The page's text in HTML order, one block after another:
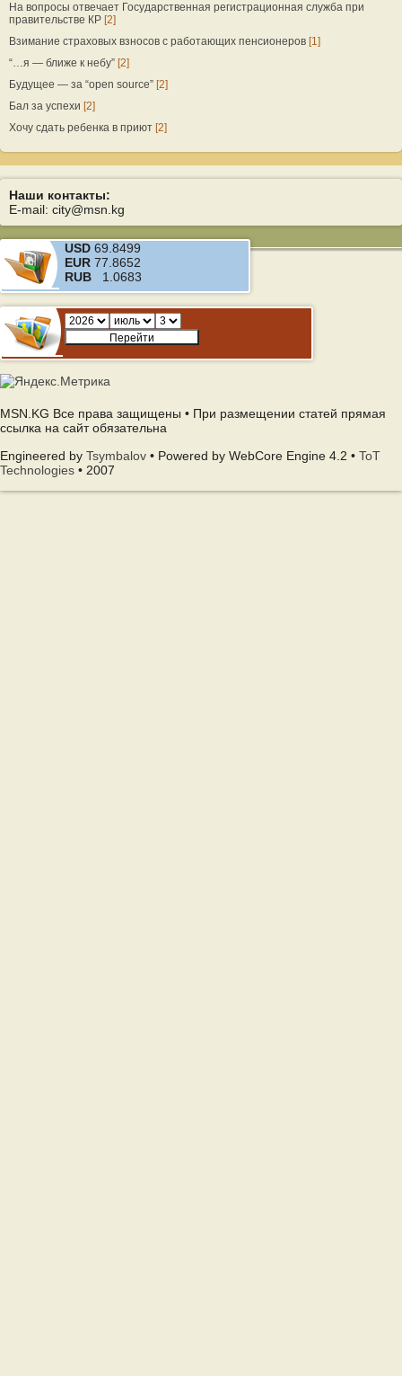
На вопросы отвечает Государственная регистрационная служба при
правительстве КР [2]
Взимание страховых взносов с работающих пенсионеров [1]
“…я — ближе к небу” [2]
Будущее — за “open source” [2]
Бал за успехи [2]
Хочу сдать ребенка в приют [2]
Наши контакты:
E-mail: city@msn.kg
USD 69.8499
EUR 77.8652
RUB 1.0683
MSN.KG Все права защищены • При размещении статей прямая
ссылка на сайт обязательна
Engineered by Tsymbalov • Powered by WebCore Engine 4.2 • ToT
Technologies • 2007